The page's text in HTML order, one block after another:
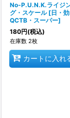
No-P.U.N.K.ライジ
グ・スケール [日・効
QCTB・スーパー]
180円(税込)
在庫数 2枚
カートに入れ